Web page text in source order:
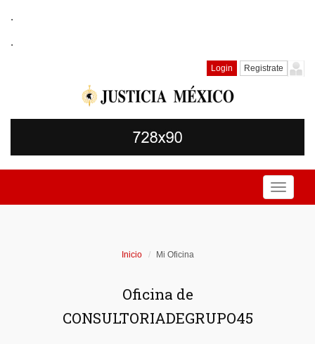
.
.
Login Registrate
Toggle
Inicio Mi Oficina
Oficina de
CONSULTORIADEGRUPO45